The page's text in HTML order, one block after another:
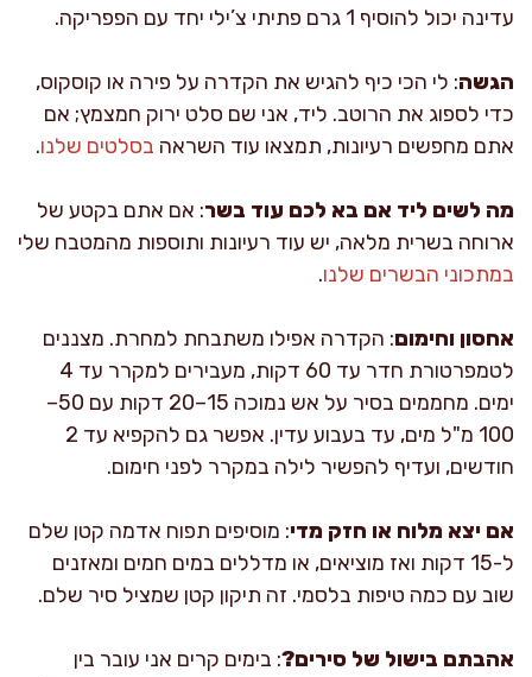
עדינה יכול להוסיף 1 גרם פתיתי צ’ילי יחד עם הפפריקה.
הגשה: לי הכי כיף להגיש את הקדרה על פירה או קוסקוס,
כדי לספוג את הרוטב. ליד, אני שם סלט ירוק חמצמץ; אם
אתם מחפשים רעיונות, תמצאו עוד השראה בסלטים שלנו.
מה לשים ליד אם בא לכם עוד בשר: אם אתם בקטע של
ארוחה בשרית מלאה, יש עוד רעיונות ותוספות מהמטבח שלי
במתכוני הבשרים שלנו.
אחסון וחימום: הקדרה אפילו משתבחת למחרת. מצננים
לטמפרטורת חדר עד 60 דקות, מעבירים למקרר עד 4
ימים. מחממים בסיר על אש נמוכה 15–20 דקות עם 50–
100 מ"ל מים, עד בעבוע עדין. אפשר גם להקפיא עד 2
חודשים, ועדיף להפשיר לילה במקרר לפני חימום.
אם יצא מלוח או חזק מדי: מוסיפים תפוח אדמה קטן שלם
ל-15 דקות ואז מוציאים, או מדללים במים חמים ומאזנים
שוב עם כמה טיפות בלסמי. זה תיקון קטן שמציל סיר שלם.
אהבתם בישול של סירים?: בימים קרים אני עובר בין